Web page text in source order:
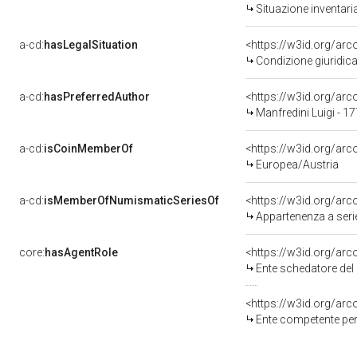
Situazione
a-cd:hasLegalSituation
<https://w3id.org/
Condizione
a-cd:hasPreferredAuthor
<https://w3id.org/
Manfredini Luigi -
a-cd:isCoinMemberOf
<https://w3id.org/
Europea/Austria
a-cd:isMemberOfNumismaticSeriesOf
<https://w3id.org/
Appartenenza a
core:hasAgentRole
<https://w3id.org/
Ente schedatore
<https://w3id.org/
Ente competente per tutela del bene